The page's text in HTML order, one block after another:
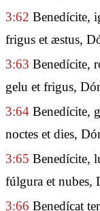
3:62 Benedícite,
frigus et æstus,
3:63 Benedícite,
gelu et frigus,
3:64 Benedícite,
noctes et dies,
3:65 Benedícite,
fúlgura et nubes,
3:66 Benedícat